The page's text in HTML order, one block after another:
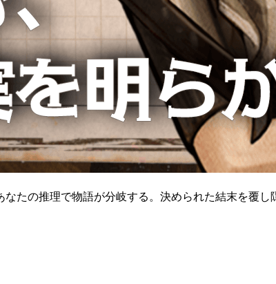
たの推理で物語が分岐する。決められた結末を覆し